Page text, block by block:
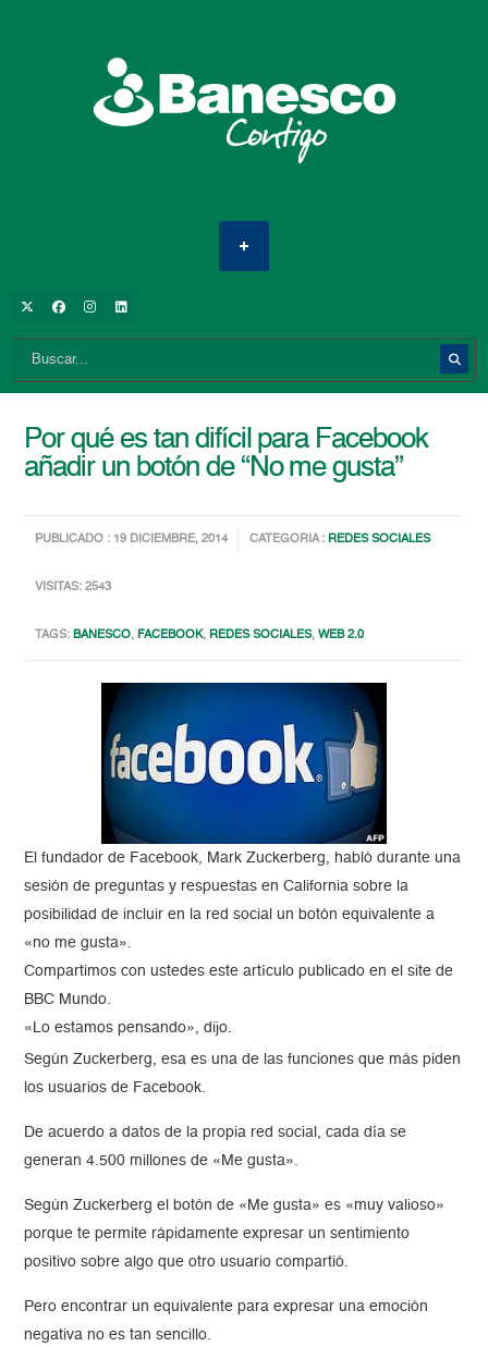
Por qué es tan difícil para Facebook
añadir un botón de “No me gusta”
PUBLICADO : 19 DICIEMBRE, 2014 CATEGORIA : REDES SOCIALES
VISITAS: 2543
TAGS:BANESCO, FACEBOOK, REDES SOCIALES,WEB 2.0
El fundador de Facebook, Mark Zuckerberg, habló durante una
sesión de preguntas y respuestas en California sobre la
posibilidad de incluir en la red social un botón equivalente a
«no me gusta».
Compartimos con ustedes este artículo publicado en el site de
BBC Mundo.
«Lo estamos pensando», dijo.
Según Zuckerberg, esa es una de las funciones que más piden
los usuarios de Facebook.
De acuerdo a datos de la propia red social, cada día se
generan 4.500 millones de «Me gusta».
Según Zuckerberg el botón de «Me gusta» es «muy valioso»
porque te permite rápidamente expresar un sentimiento
positivo sobre algo que otro usuario compartió.
Pero encontrar un equivalente para expresar una emoción
negativa no es tan sencillo.